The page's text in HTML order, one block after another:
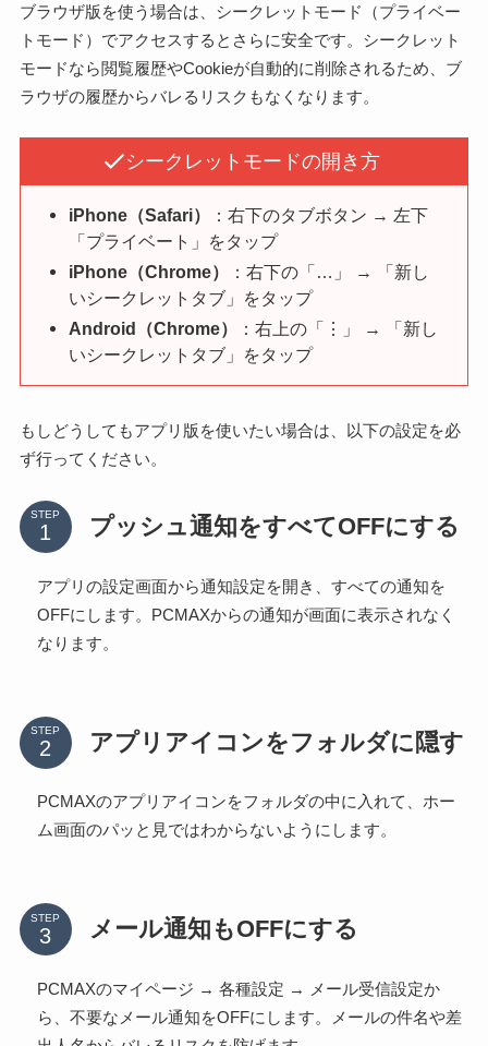
ブラウザ版を使う場合は、シークレットモード（プライベー
トモード）でアクセスするとさらに安全です。シークレット
モードなら閲覧履歴やCookieが自動的に削除されるため、ブ
ラウザの履歴からバレるリスクもなくなります。
シークレットモードの開き方
iPhone（Safari）
：右下のタブボタン → 左下
「プライベート」をタップ
iPhone（Chrome）
：右下の「…」 → 「新し
いシークレットタブ」をタップ
Android（Chrome）
：右上の「⋮」 → 「新し
いシークレットタブ」をタップ
もしどうしてもアプリ版を使いたい場合は、以下の設定を必
ず行ってください。
STEP プッシュ通知をすべてOFFにする
アプリの設定画面から通知設定を開き、すべての通知を
OFFにします。PCMAXからの通知が画面に表示されなく
なります。
STEP アプリアイコンをフォルダに隠す
PCMAXのアプリアイコンをフォルダの中に入れて、ホー
ム画面のパッと見ではわからないようにします。
STEP メール通知もOFFにする
PCMAXのマイページ → 各種設定 → メール受信設定か
ら、不要なメール通知をOFFにします。メールの件名や差